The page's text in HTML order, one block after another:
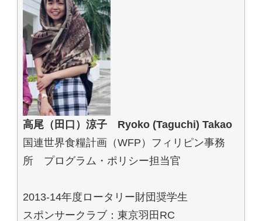
高尾（田口）涼子 Ryoko (Taguchi) Takao
国連世界食糧計画（WFP）フィリピン事務
所 プログラム・ポリシー担当官
2013-14年度ロータリー財団奨学生
スポンサークラブ：東京羽田RC